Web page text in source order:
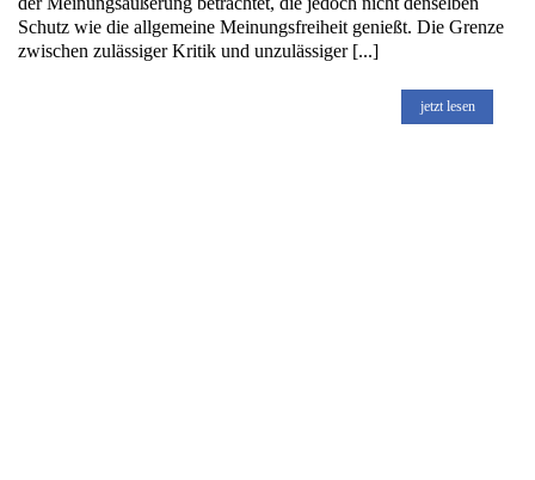
Schutz wie die allgemeine Meinungsfreiheit genießt. Die Grenze
zwischen zulässiger Kritik und unzulässiger [...]
jetzt lesen